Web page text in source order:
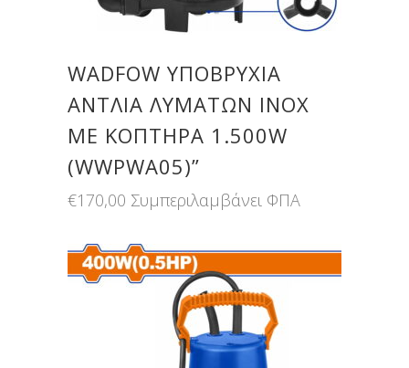
WADFOW ΥΠΟΒΡΥΧΙΑ
ΑΝΤΛΙΑ ΛΥΜΑΤΩΝ ΙΝΟΧ
ΜΕ ΚΟΠΤΗΡΑ 1.500W
(WWPWA05)”
€170,00 Συμπεριλαμβάνει ΦΠΑ